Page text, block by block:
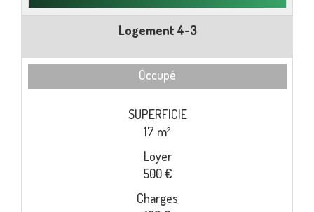
Logement 4-3
Occupé
17 m²
500 €